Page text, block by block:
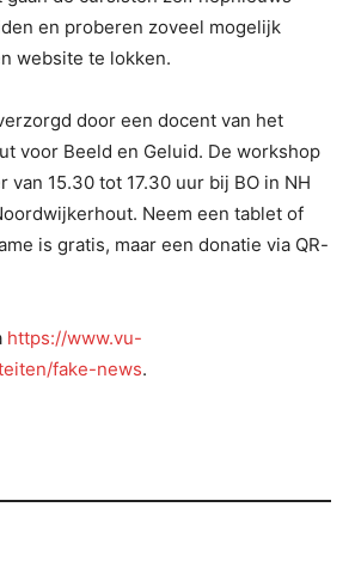
en proberen zoveel mogelijk
website te lokken.
door een docent van het
voor Beeld en Geluid. De workshop
van 15.30 tot 17.30 uur bij BO in NH
Neem een tablet of
is gratis, maar een donatie via QR-
https://www.vu-
fake-news.